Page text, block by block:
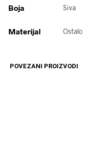
Boja Siva
Materijal Ostalo
POVEZANI PROIZVODI